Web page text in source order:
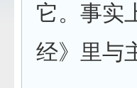
它。事实
经》里与